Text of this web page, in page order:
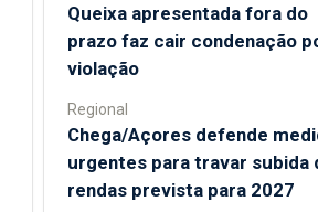
Queixa apresentada fora do
prazo faz cair condenação
violação
Regional
Chega/Açores defende
urgentes para travar subida
rendas prevista para 2027